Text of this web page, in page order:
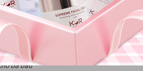
bà bầu